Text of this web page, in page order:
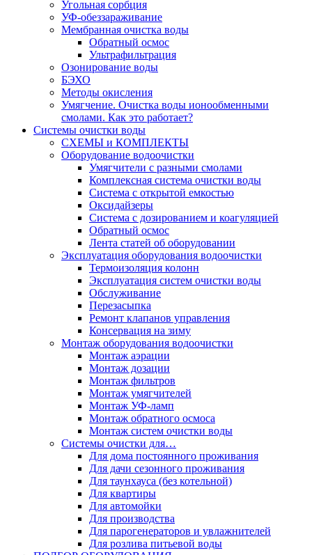
Угольная сорбция
УФ-обеззараживание
Мембранная очистка воды
Обратный осмос
Ультрафильтрация
Озонирование воды
БЭХО
Методы окисления
Умягчение. Очистка воды ионообменными
смолами. Как это работает?
Системы очистки воды
СХЕМЫ и КОМПЛЕКТЫ
Оборудование водоочистки
Умягчители с разными смолами
Комплексная система очистки воды
Система с открытой емкостью
Оксидайзеры
Система с дозированием и коагуляцией
Обратный осмос
Лента статей об оборудовании
Эксплуатация оборудования водоочистки
Термоизоляция колонн
Эксплуатация систем очистки воды
Обслуживание
Перезасыпка
Ремонт клапанов управления
Консервация на зиму
Монтаж оборудования водоочистки
Монтаж аэрации
Монтаж дозации
Монтаж фильтров
Монтаж умягчителей
Монтаж УФ-ламп
Монтаж обратного осмоса
Монтаж систем очистки воды
Системы очистки для…
Для дома постоянного проживания
Для дачи сезонного проживания
Для таунхауса (без котельной)
Для квартиры
Для автомойки
Для производства
Для парогенераторов и увлажнителей
Для розлива питьевой воды